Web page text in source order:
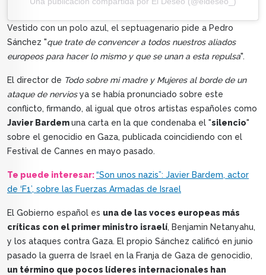
Vestido con un polo azul, el septuagenario pide a Pedro
Sánchez "que trate de convencer a todos nuestros aliados
europeos para hacer lo mismo y que se unan a esta repulsa".
El director de Todo sobre mi madre y Mujeres al borde de un
ataque de nerviosya se había pronunciado sobre este
conflicto, firmando, al igual que otros artistas españoles como
Javier Bardemuna carta en la que condenaba el "silencio"
sobre el genocidio en Gaza, publicada coincidiendo con el
Festival de Cannes en mayo pasado.
Te puede interesar:“Son unos nazis”: Javier Bardem, actor
de ‘F1’, sobre las Fuerzas Armadas de Israel
El Gobierno español es una de las voces europeas más
críticas con el primer ministro israelí, Benjamin Netanyahu,
y los ataques contra Gaza. El propio Sánchez calificó en junio
pasado la guerra de Israel en la Franja de Gaza de genocidio,
un término que pocos líderes internacionales han